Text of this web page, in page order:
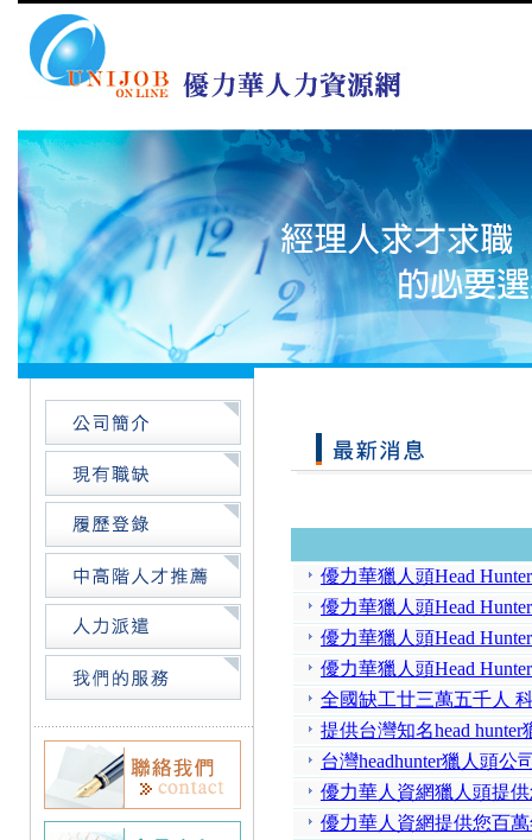
優力華獵人頭Head
優力華獵人頭Head
優力華獵人頭Head
優力華獵人頭Head
全國缺工廿三萬五千人
提供台灣知名head hunter
台灣headhunter獵人頭公
優力華人資網獵人頭提
優力華人資網提供您百